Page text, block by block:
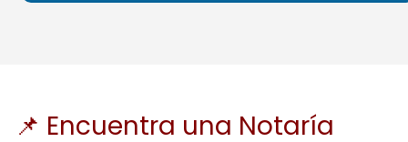
📌 Encuentra una Notaría